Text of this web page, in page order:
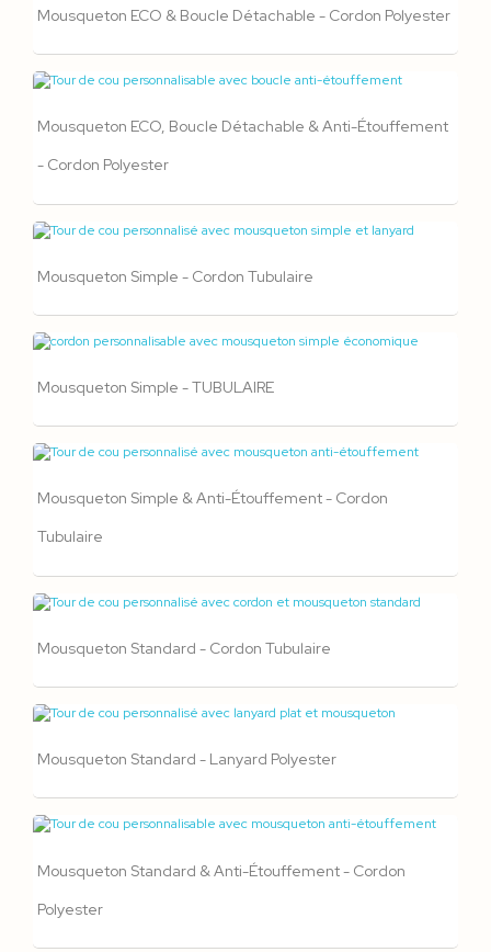
Mousqueton ECO & Boucle Détachable - Cordon Polyester
Mousqueton ECO, Boucle Détachable & Anti-Étouffement
- Cordon Polyester
Mousqueton Simple - Cordon Tubulaire
Mousqueton Simple - TUBULAIRE
Mousqueton Simple & Anti-Étouffement - Cordon
Tubulaire
Mousqueton Standard - Cordon Tubulaire
Mousqueton Standard - Lanyard Polyester
Mousqueton Standard & Anti-Étouffement - Cordon
Polyester